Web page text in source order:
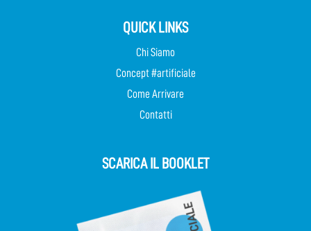
QUICK LINKS
Chi Siamo
Concept #artificiale
Come Arrivare
Contatti
SCARICA IL BOOKLET